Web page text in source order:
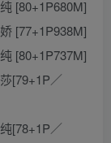
[80+1P680M]
[77+1P938M]
[80+1P737M]
[79+1P／
[78+1P／